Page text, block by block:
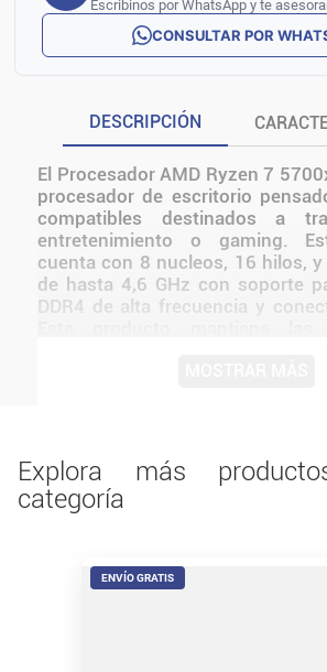
Escribinos por WhatsApp y te
CONSULTAR POR
DESCRIPCIÓN
El Procesador AMD Ryzen 7
procesador de escritorio
compatibles destinados a
entretenimiento o gaming.
cuenta con 8 nucleos, 16 hilos,
de hasta 4,6 GHz con soporte
DDR4 de alta frecuencia y
medidas, conexiones,
compatibilidad con el resto del
Explora más
categoría
ENVÍO GRATIS